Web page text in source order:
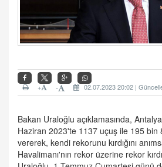
02.07.2023 20:02 |
-
+
Bakan Uraloğlu açıklamasında,
Haziran 2023'te 1137 uçuş ile 195 bin
vererek, kendi rekorunu kırdığını
Havalimanı'nın rekor üzerine rekor